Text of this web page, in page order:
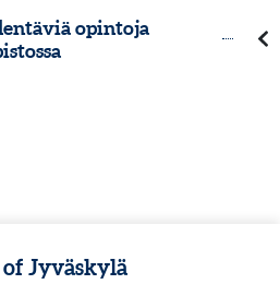
opintoja
Jyväskylä